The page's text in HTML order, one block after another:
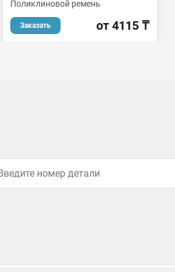
Поликлиновой ремень
Заказать от 4115 ₸